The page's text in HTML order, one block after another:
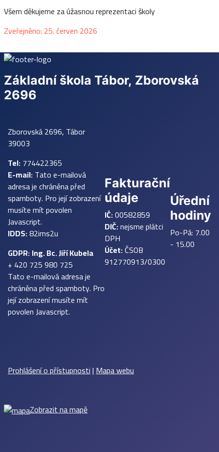
Všem děkujeme za úžasnou reprezentaci školy
Základní údaje
Zveřejněno: 25. červen 2026
Základní škola Tábor, Zborovská
2696
Zborovská 2696, Tábor
39003
Tel:774422365
E-mail:Tato e-mailová
adresa je chráněna před
spamboty. Pro její zobrazení
musíte mít povolen
Javascript.
IDDS:82ims2u
GDPR:Ing. Bc. Jiří Kubela
+ 420 725 980 725
Tato e-mailová adresa je
chráněna před spamboty. Pro
její zobrazení musíte mít
povolen Javascript.
Fakturační
údaje
IČ:00582859
DIČ:nejsme plátci
DPH
Účet:ČSOB
912770913/0300
Úřední
hodiny
Po-Pá: 7.00
- 15.00
Prohlášení o přístupnosti|Mapa webu
Zobrazit na mapě